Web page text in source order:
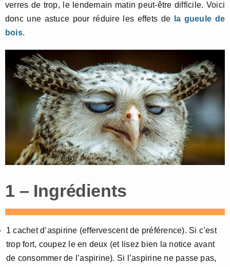
verres de trop, le lendemain matin peut-être difficile. Voici
donc une astuce pour réduire les effets de
la gueule de
bois.
1 – Ingrédients
1 cachet d’aspirine (effervescent de préférence). Si c’est
trop fort, coupez le en deux (et lisez bien la notice avant
de consommer de l’aspirine). Si l’aspirine ne passe pas,